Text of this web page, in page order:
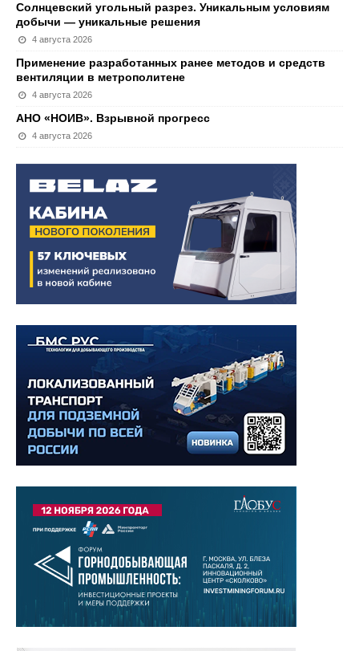
Солнцевский угольный разрез. Уникальным условиям
добычи — уникальные решения
4 августа 2026
Применение разработанных ранее методов и средств
вентиляции в метрополитене
4 августа 2026
АНО «НОИВ». Взрывной прогресс
4 августа 2026